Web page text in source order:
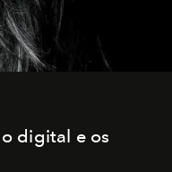
digital e os